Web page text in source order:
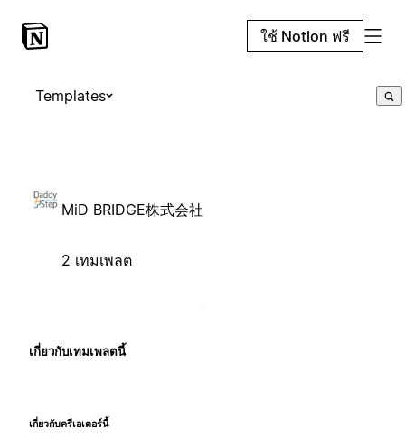
ใช้ Notion ฟรี
Templates
MiD BRIDGE株式会社
2 เทมเพลต
เกี่ยวกับเทมเพลตนี้
เกี่ยวกับครีเอเตอร์นี้